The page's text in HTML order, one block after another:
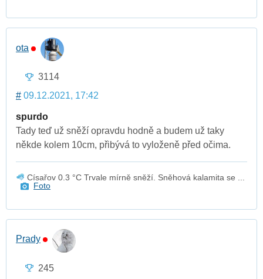
ota
3114
# 09.12.2021, 17:42
spurdo
Tady teď už sněží opravdu hodně a budem už taky
někde kolem 10cm, přibývá to vyloženě před očima.
Císařov 0.3 °C Trvale mírně sněží. Sněhová kalamita se ...
Foto
Prady
245